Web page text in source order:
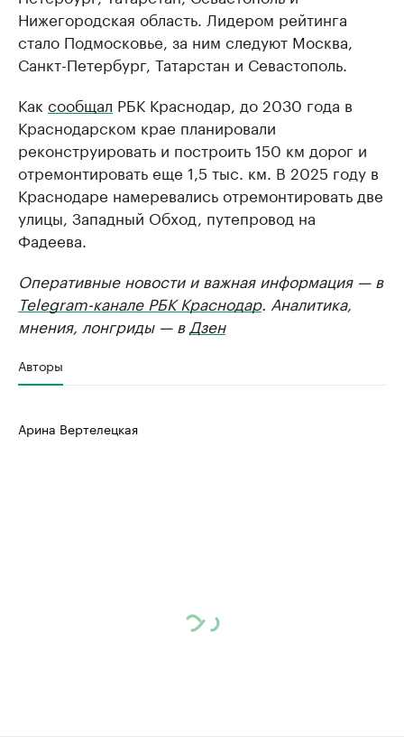
Нижегородская область. Лидером рейтинга
стало Подмосковье, за ним следуют Москва,
Санкт-Петербург, Татарстан и Севастополь.
Как сообщал РБК Краснодар, до 2030 года в
Краснодарском крае планировали
реконструировать и построить 150 км дорог и
отремонтировать еще 1,5 тыс. км. В 2025 году в
Краснодаре намеревались отремонтировать две
улицы, Западный Обход, путепровод на
Фадеева.
Оперативные новости и важная информация — в
Telegram-канале РБК Краснодар. Аналитика,
мнения, лонгриды — в Дзен
Авторы
Арина Вертелецкая